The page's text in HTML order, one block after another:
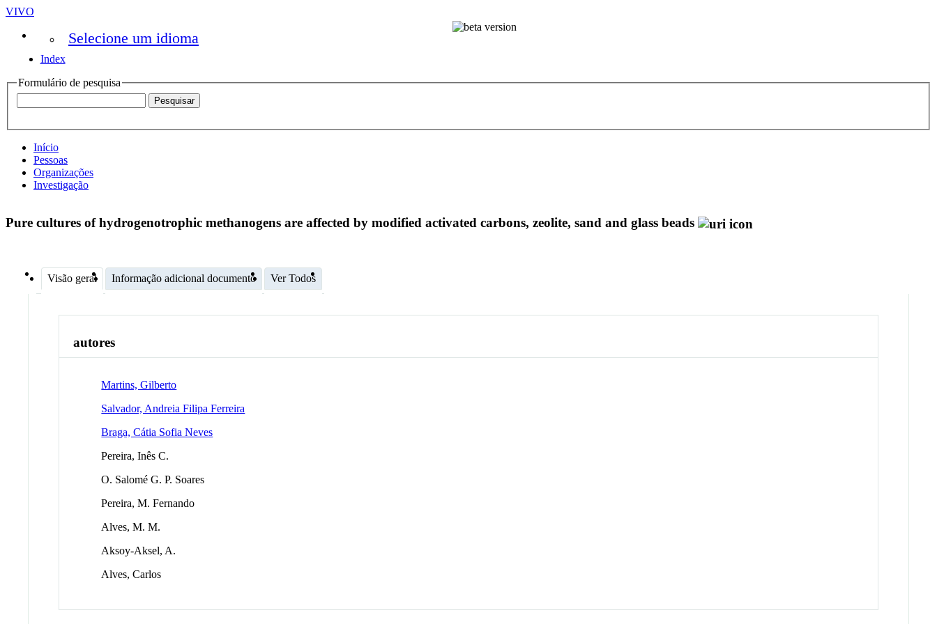
VIVO
Selecione um idioma
Index
Formulário de pesquisa
Início
Pessoas
Organizações
Investigação
Pure cultures of hydrogenotrophic methanogens are affected by modified activated carbons, zeolite, sand and glass beads
Visão geral Informação adicional documento Ver Todos
autores
Martins, Gilberto
Salvador, Andreia Filipa Ferreira
Braga, Cátia Sofia Neves
Pereira, Inês C.
O. Salomé G. P. Soares
Pereira, M. Fernando
Alves, M. M.
Aksoy-Aksel, A.
Alves, Carlos